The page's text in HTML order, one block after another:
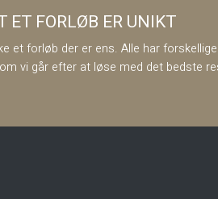
ET FORLØB ER UNIKT
et forløb der er ens. Alle har
vi går efter at løse med det bedste